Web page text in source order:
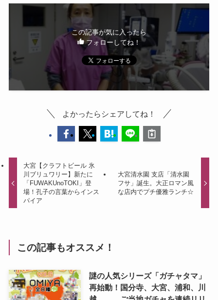
この記事が気に入ったら
フォローしてね！
よかったらシェアしてね！
大宮【クラフトビール 氷
川ブリュワリー】新たに
「FUWAKUnoTOKI」登
場！孔子の言葉からインス
パイア
大宮清水園 支店「清水園
フサ」誕生。大正ロマン風
な店内でプチ優雅ランチ☆
この記事もオススメ！
謎の人気シリーズ「ガチャタマ」
再始動！国分寺、大宮、浦和、川